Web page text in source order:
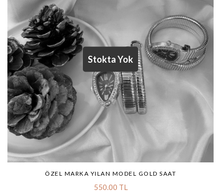
ÖZEL MARKA YILAN MODEL GOLD SAAT
550.00 TL